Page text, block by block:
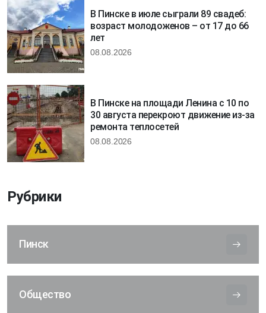
В Пинске в июле сыграли 89 свадеб:
возраст молодоженов – от 17 до 66
лет
08.08.2026
В Пинске на площади Ленина с 10 по
30 августа перекроют движение из-за
ремонта теплосетей
08.08.2026
Рубрики
Пинск
Общество